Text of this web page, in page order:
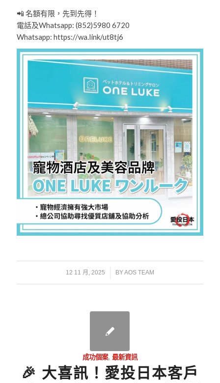
📲 名額有限，先到先得！
電話及Whatsapp: (852)5980 6720
Whatsapp: https://wa.link/ut8tj6
12 11 月, 2025
/ BYAOS TEAM
成功個案, 最新資訊
🎉 大喜訊！愛投日本客戶